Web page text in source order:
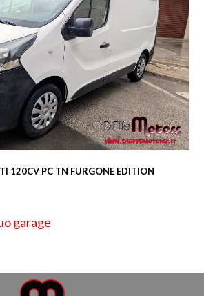
120CV PC TN FURGONE EDITION
garage